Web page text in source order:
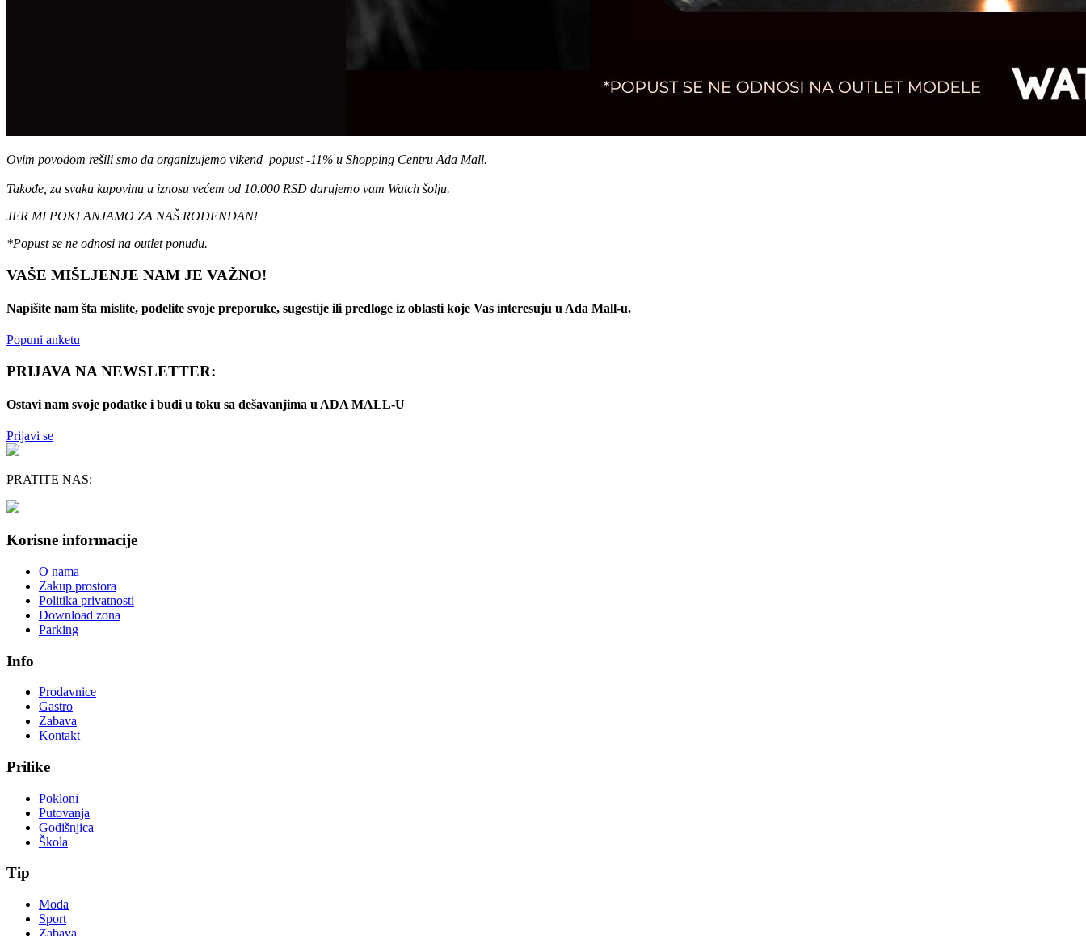
Ovim povodom rešili smo da organizujemo vikend popust-11% u Shopping Centru Ada Mall.
Takođe, za svaku kupovinu u iznosu većem od 10.000 RSD darujemo vam Watch šolju.
JER MI POKLANJAMO ZA NAŠ ROĐENDAN!
*Popust se ne odnosi na outlet ponudu.
VAŠE MIŠLJENJE NAM JE VAŽNO!
Napišite nam šta mislite, podelite svoje preporuke, sugestije ili predloge iz oblasti koje Vas interesuju u Ada Mall-u.
Popuni anketu
PRIJAVA NA NEWSLETTER:
Ostavi nam svoje podatke i budi u toku sa dešavanjima u ADA MALL-U
Prijavi se
PRATITE NAS:
Korisne informacije
O nama
Zakup prostora
Politika privatnosti
Download zona
Parking
Info
Prodavnice
Gastro
Zabava
Kontakt
Prilike
Pokloni
Putovanja
Godišnjica
Škola
Tip
Moda
Sport